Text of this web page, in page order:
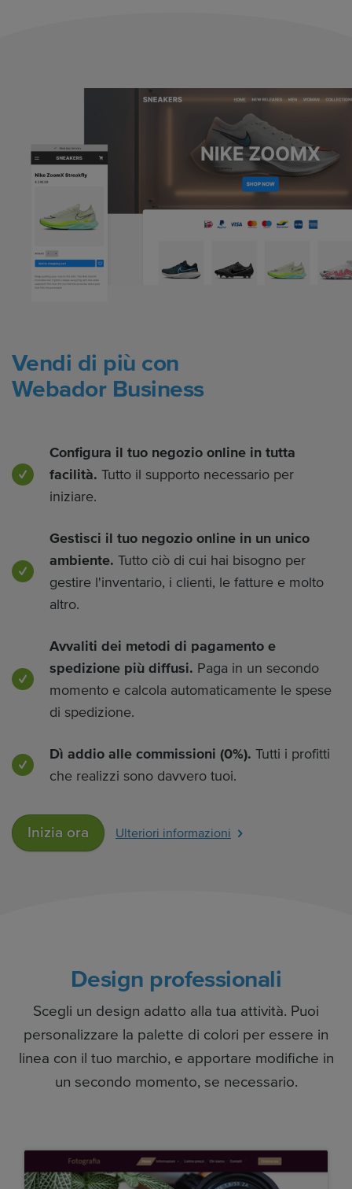
Vendi di più con
Webador Business
Configura il tuo negozio online in tutta
facilità. Tutto il supporto necessario per
iniziare.
Gestisci il tuo negozio online in un unico
ambiente. Tutto ciò di cui hai bisogno per
gestire l'inventario, i clienti, le fatture e molto
altro.
Avvaliti dei metodi di pagamento e
spedizione più diffusi. Paga in un secondo
momento e calcola automaticamente le spese
di spedizione.
Dì addio alle commissioni (0%). Tutti i profitti
che realizzi sono davvero tuoi.
Inizia ora Ulteriori informazioni
Design professionali
Scegli un design adatto alla tua attività. Puoi
personalizzare la palette di colori per essere in
linea con il tuo marchio, e apportare modifiche in
un secondo momento, se necessario.